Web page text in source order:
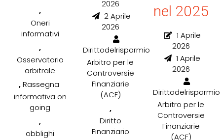
,
Oneri
informativi
,
Osservatorio
arbitrale
,Rassegna
informativa on
going
,
obblighi
2026
2 Aprile
2026
Dirittodelrisparmio
Arbitro per le
Controversie
Finanziarie
(ACF)
,
Diritto
Finanziario
nel 2025
1 Aprile
2026
1 Aprile
2026
Dirittodelrisparmio
Arbitro per le
Controversie
Finanziarie
(ACF)